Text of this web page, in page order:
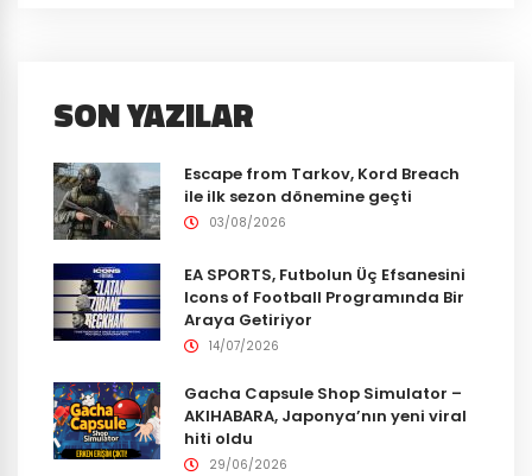
SON YAZILAR
Escape from Tarkov, Kord Breach
ile ilk sezon dönemine geçti
03/08/2026
EA SPORTS, Futbolun Üç Efsanesini
Icons of Football Programında Bir
Araya Getiriyor
14/07/2026
Gacha Capsule Shop Simulator –
AKIHABARA, Japonya’nın yeni viral
hiti oldu
29/06/2026